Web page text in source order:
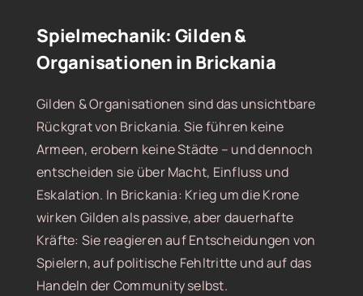
Spielmechanik: Gilden &
Organisationen in Brickania
Gilden & Organisationen sind das unsichtbare
Rückgrat von Brickania. Sie führen keine
Armeen, erobern keine Städte – und dennoch
entscheiden sie über Macht, Einfluss und
Eskalation. In Brickania: Krieg um die Krone
wirken Gilden als passive, aber dauerhafte
Kräfte: Sie reagieren auf Entscheidungen von
Spielern, auf politische Fehltritte und auf das
Handeln der Community selbst.